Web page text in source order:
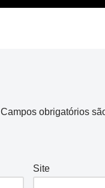
Campos obrigatórios
Site